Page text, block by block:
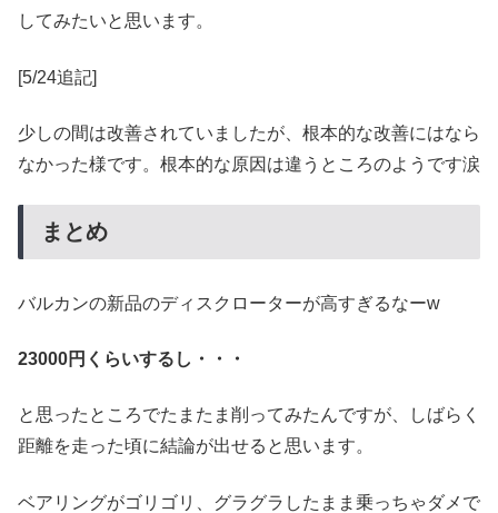
してみたいと思います。
[5/24追記]
少しの間は改善されていましたが、根本的な改善にはなら
なかった様です。根本的な原因は違うところのようです涙
まとめ
バルカンの新品のディスクローターが高すぎるなーw
23000円くらいするし・・・
と思ったところでたまたま削ってみたんですが、しばらく
距離を走った頃に結論が出せると思います。
ベアリングがゴリゴリ、グラグラしたまま乗っちゃダメで